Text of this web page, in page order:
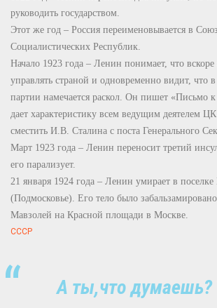
руководить государством.
Этот же год – Россия переименовывается в
Социалистических Республик.
Начало 1923 года – Ленин понимает, что
управлять страной и одновременно видит, что
партии намечается раскол. Он пишет «Письмо
дает характеристику всем ведущим деятелем
сместить И.В. Сталина с поста Генерального
Март 1923 года – Ленин переносит третий
его парализует.
21 января 1924 года – Ленин умирает в поселке
(Подмосковье). Его тело было
Мавзолей на Красной площади в Москве.
СССР
А ты,что